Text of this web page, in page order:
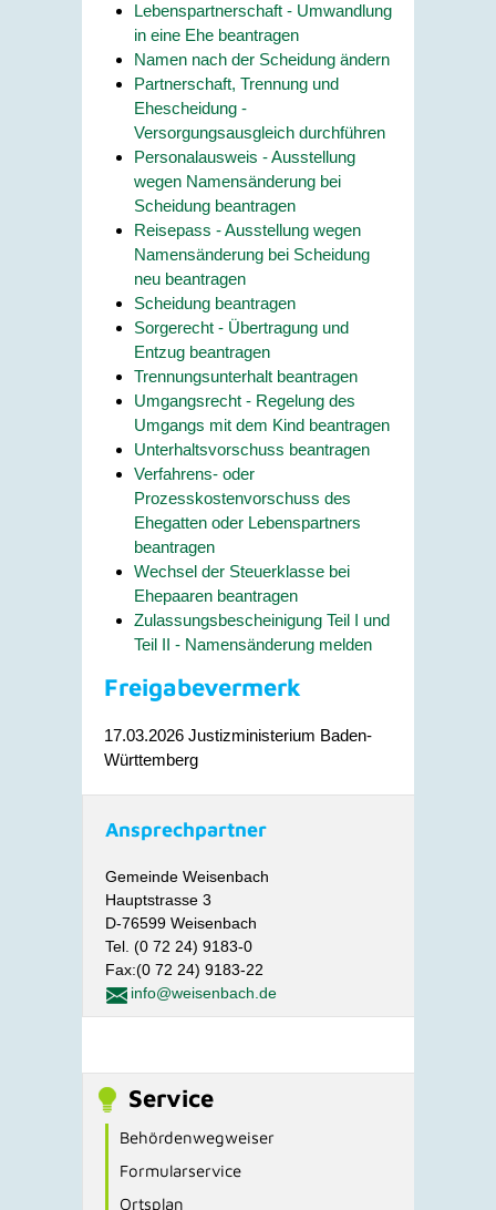
Lebenspartnerschaft - Umwandlung
in eine Ehe beantragen
Namen nach der Scheidung ändern
Partnerschaft, Trennung und
Ehescheidung -
Versorgungsausgleich durchführen
Personalausweis - Ausstellung
wegen Namensänderung bei
Scheidung beantragen
Reisepass - Ausstellung wegen
Namensänderung bei Scheidung
neu beantragen
Scheidung beantragen
Sorgerecht - Übertragung und
Entzug beantragen
Trennungsunterhalt beantragen
Umgangsrecht - Regelung des
Umgangs mit dem Kind beantragen
Unterhaltsvorschuss beantragen
Verfahrens- oder
Prozesskostenvorschuss des
Ehegatten oder Lebenspartners
beantragen
Wechsel der Steuerklasse bei
Ehepaaren beantragen
Zulassungsbescheinigung Teil I und
Teil II - Namensänderung melden
Freigabevermerk
17.03.2026 Justizministerium Baden-
Württemberg
Ansprechpartner
Gemeinde Weisenbach
Hauptstrasse 3
D-76599 Weisenbach
Tel. (0 72 24) 9183-0
Fax:(0 72 24) 9183-22
info@weisenbach.de
Service
Behördenwegweiser
Formularservice
Ortsplan